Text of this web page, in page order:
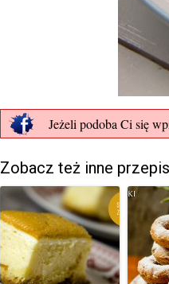
Jeżeli podoba Ci się
Zobacz też inne